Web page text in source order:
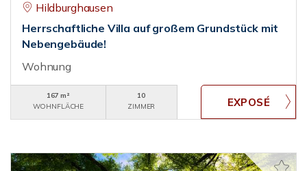
Hildburghausen
Herrschaftliche Villa auf großem Grundstück mit
Nebengebäude!
Wohnung
167 m²
WOHNFLÄCHE
10
ZIMMER